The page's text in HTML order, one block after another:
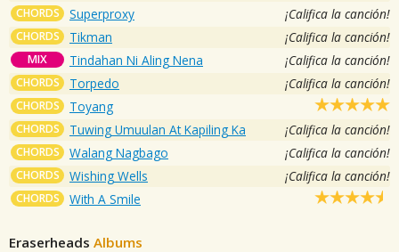
CHORDS Superproxy ¡Califica la canción!
CHORDS Tikman ¡Califica la canción!
MIX Tindahan Ni Aling Nena ¡Califica la canción!
CHORDS Torpedo ¡Califica la canción!
CHORDS Toyang
CHORDS Tuwing Umuulan At Kapiling Ka ¡Califica la canción!
CHORDS Walang Nagbago ¡Califica la canción!
CHORDS Wishing Wells ¡Califica la canción!
CHORDS With A Smile
Eraserheads Albums